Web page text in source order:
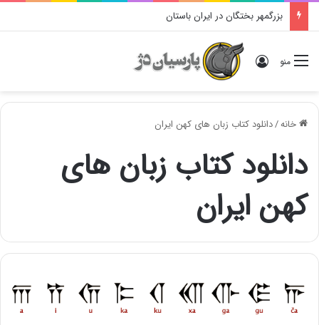
بزرگمهر بختگان در ایران باستان
منو ورود
خانه/دانلود کتاب زبان های کهن ایران
دانلود کتاب زبان های
کهن ایران